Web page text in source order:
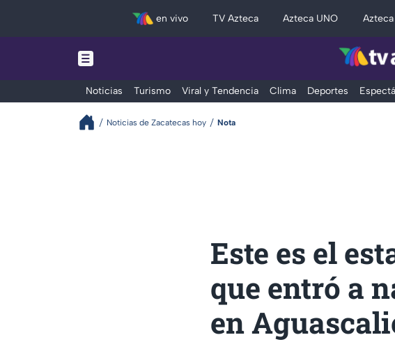
en vivo TV Azteca Azteca UNO
Noticias Turismo Viral y Tendencia Clima Deportes
Noticias de Zacatecas hoy Nota
Este es el
que entró a
en